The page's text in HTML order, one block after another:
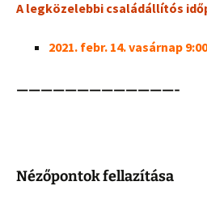
A legközelebbi családállítós
2021. febr. 14. vasárnap 9:00
—————————————-
Nézőpontok fellazítása